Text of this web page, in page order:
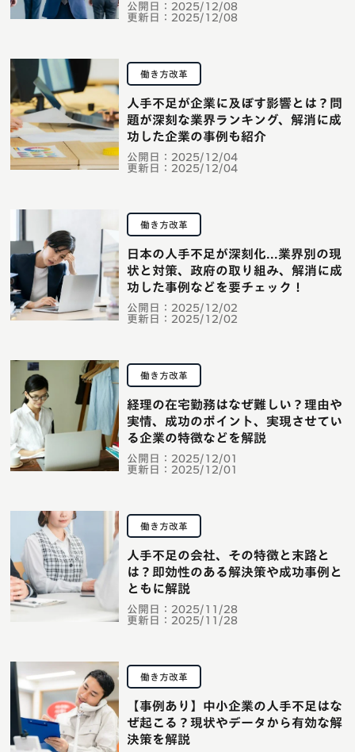
公開日： 2025/12/08
更新日： 2025/12/08
働き方改革
公開日： 2025/12/04
更新日： 2025/12/04
人手不足が企業に及ぼす影響とは？問
題が深刻な業界ランキング、解消に成
功した企業の事例も紹介
働き方改革
公開日： 2025/12/02
更新日： 2025/12/02
日本の人手不足が深刻化...業界別の現
状と対策、政府の取り組み、解消に成
功した事例などを要チェック！
働き方改革
公開日： 2025/12/01
更新日： 2025/12/01
経理の在宅勤務はなぜ難しい？理由や
実情、成功のポイント、実現させてい
る企業の特徴などを解説
働き方改革
公開日： 2025/11/28
更新日： 2025/11/28
人手不足の会社、その特徴と末路と
は？即効性のある解決策や成功事例と
ともに解説
働き方改革
【事例あり】中小企業の人手不足はな
ぜ起こる？現状やデータから有効な解
決策を解説